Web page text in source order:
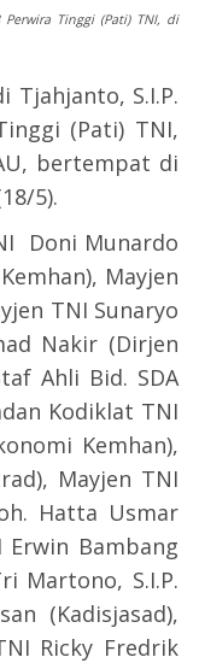
Tinggi (Pati) TNI, di
Tjahjanto, S.I.P.
(Pati) TNI,
bertempat di
5).
Doni Munardo
Mayjen
TNI Sunaryo
Nakir (Dirjen
Ahli Bid. SDA
Kodiklat TNI
Kemhan),
Mayjen TNI
Hatta Usmar
Erwin Bambang
Martono, S.I.P.
(Kadisjasad),
Ricky Fredrik